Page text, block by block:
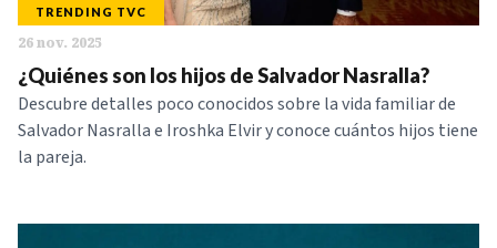
TRENDING TVC
26 nov. 2025
¿Quiénes son los hijos de Salvador Nasralla?
Descubre detalles poco conocidos sobre la vida familiar de
Salvador Nasralla e Iroshka Elvir y conoce cuántos hijos tiene
la pareja.